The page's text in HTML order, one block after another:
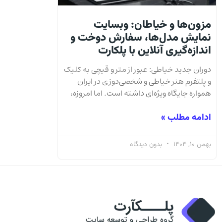
مزون‌ها و خیاطان: وبسایت
نمایش مدل‌ها، سفارش دوخت و
اندازه‌گیری آنلاین با پلکارت
دوران جدید خیاطی: عبور از متر و قیچی به کلیک
و پلتفرم هنر خیاطی و شخصی‌دوزی در ایران
همواره جایگاه ویژه‌ای داشته است. اما امروزه،
ادامه مطلب »
بهمن 10, 1404 بدون دیدگاه